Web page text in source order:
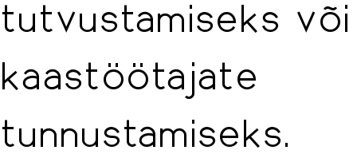
tutvustamiseks või
kaastöötajate
tunnustamiseks.